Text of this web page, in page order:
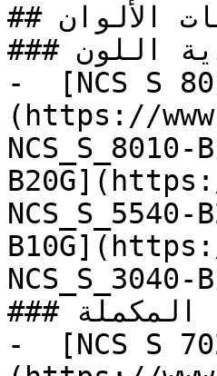
## توافقيات الألوان
### أحادية اللون
-  [NCS S
(https://
### المكملة
-  [NCS S